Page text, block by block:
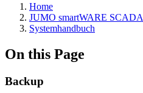
Home
JUMO smartWARE SCADA
Systemhandbuch
On this Page
Backup